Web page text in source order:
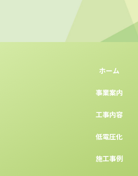
ホーム
事業案内
工事内容
低電圧化
施工事例